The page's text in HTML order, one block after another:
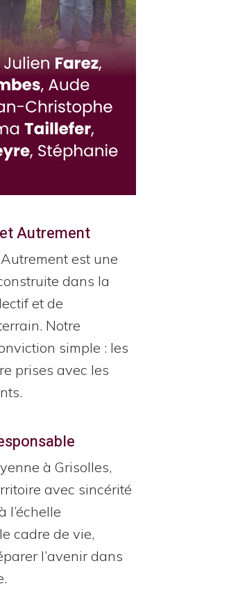
Autrement
est une
dans la
et de
Notre
simple : les
prises avec les
à Grisolles,
avec sincérité
l’échelle
cadre de vie,
l’avenir dans